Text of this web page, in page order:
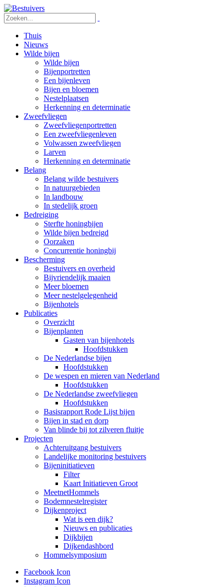
Thuis
Nieuws
Wilde bijen
Wilde bijen
Bijenportretten
Een bijenleven
Bijen en bloemen
Nestelplaatsen
Herkenning en determinatie
Zweefvliegen
Zweefvliegenportretten
Een zweefvliegenleven
Volwassen zweefvliegen
Larven
Herkenning en determinatie
Belang
Belang wilde bestuivers
In natuurgebieden
In landbouw
In stedelijk groen
Bedreiging
Sterfte honingbijen
Wilde bijen bedreigd
Oorzaken
Concurrentie honingbij
Bescherming
Bestuivers en overheid
Bijvriendelijk maaien
Meer bloemen
Meer nestelgelegenheid
Bijenhotels
Publicaties
Overzicht
Bijenplanten
Gasten van bijenhotels
Hoofdstukken
De Nederlandse bijen
Hoofdstukken
De wespen en mieren van Nederland
Hoofdstukken
De Nederlandse zweefvliegen
Hoofdstukken
Basisrapport Rode Lijst bijen
Bijen in stad en dorp
Van blinde bij tot zilveren fluitje
Projecten
Achteruitgang bestuivers
Landelijke monitoring bestuivers
Bijeninitiatieven
Filter
Kaart Initiatieven Groot
MeetnetHommels
Bodemnestelregister
Dijkenproject
Wat is een dijk?
Nieuws en publicaties
Dijkbijen
Dijkendashbord
Hommelsymposium
Facebook Icon
Instagram Icon